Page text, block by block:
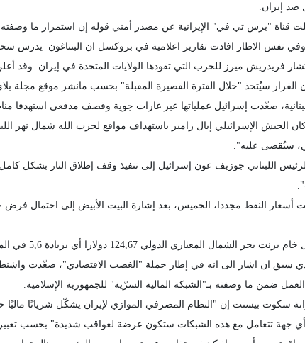
إيران.
قناة "برس تي في" الإيرانية عن مصدر أمني قوله إن استمرار ما
فريدريش ميرز للحرب التي تقودها الولايات المتحدة في إيران.
إن القرار سيُتخذ "خلال الفترة القصيرة المقبلة".بحسب مانشر موقع مجلة
صعّدت إسرائيل عملياتها عبر غارات جوية وقصف مدفعي استهدفا
الجيش الإسرائيلي إيال زامير باستهداف مواقع لحزب الله شمال نهر
سيُقضى عليه".
اللبناني جوزيف عون إسرائيل إلى تنفيذ وقف إطلاق النار بشكل كامل
ضمن ما وصفته بـ"الشبكة المالية السرّية" للجمهورية الإسلامية.
سكوت بيسنت إن "النظام المصرفي الموازي لإيران يشكّل شريانًا ماليًا
جهة تتعامل مع هذه الشبكات ستكون عرضة لعواقب شديدة" بحسب